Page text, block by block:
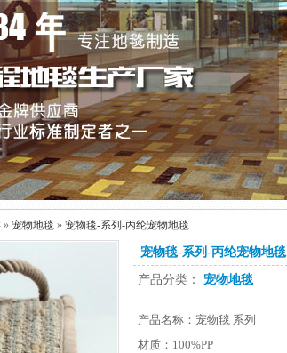
» 宠物地毯 » 宠物毯-系列-丙纶宠物地毯
宠物毯-系列-丙纶宠物地毯
产品分类： 宠物地毯
产品名称：宠物毯 系列
材质：100%PP